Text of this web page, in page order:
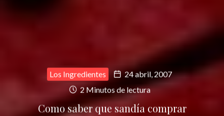
Los Ingredientes
24 abril, 2007
2 Minutos de lectura
Como saber que sandía comprar